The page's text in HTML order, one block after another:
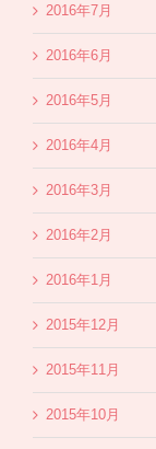
2016年7月
2016年6月
2016年5月
2016年4月
2016年3月
2016年2月
2016年1月
2015年12月
2015年11月
2015年10月